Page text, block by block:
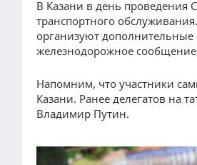
В Казани в день проведения
транспортного
организуют
железнодорожное
Напомним, что участники
Казани. Ранее делегатов на
Владимир Путин.